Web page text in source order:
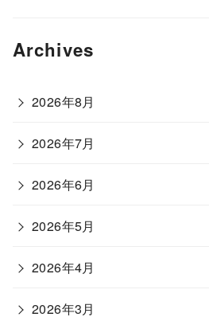
Archives
2026年8月
2026年7月
2026年6月
2026年5月
2026年4月
2026年3月